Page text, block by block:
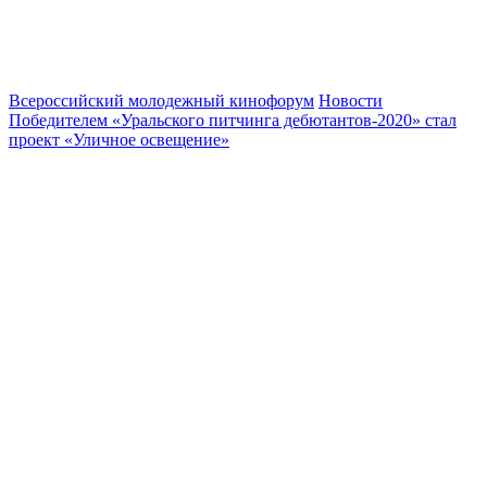
Всероссийский молодежный кинофорум Новости
Победителем «Уральского питчинга дебютантов-2020» стал
проект «Уличное освещение»